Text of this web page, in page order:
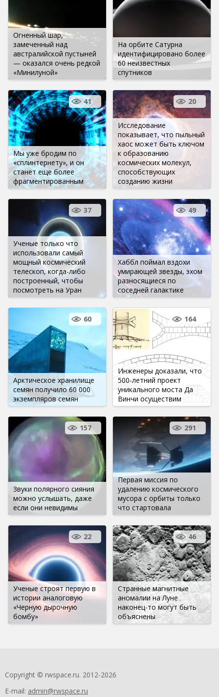
Огненный шар,
замеченный над
австралийской пустыней
— оказался очень редкой
«Минилуной»
На орбите Сатурна
идентифицировано более
60 неизвестных
спутников
Мы уже бродим по
«сплинтернету», и он
станет еще более
фрагментированным
41
Исследование
показывает, что пыльный
хаос может быть ключом
к образованию
космических молекул,
способствующих
созданию жизни
20
Ученые только что
использовали самый
мощный космический
телескоп, когда-либо
построенный, чтобы
посмотреть на Уран
37
Хаббл поймал вздохи
умирающей звезды, эхом
разносящиеся по
соседней галактике
49
Арктическое хранилище
семян получило 60 000
экземпляров семян
60
Инженеры доказали, что
500-летний проект
уникального моста Да
Винчи осуществим
164
Звуки полярного сияния
можно услышать, даже
если они невидимы
157
Первая миссия по
удалению космического
мусора с орбиты только
что стартовала
291
Ученые строят первую в
истории аналоговую
«Черную дырочную
бомбу»
22
Странные магнитные
аномалии на Луне
наконец-то могут быть
объяснены
46
Copyright © rwspace.ru. 2012-2026
E-mail: admin@rwspace.ru